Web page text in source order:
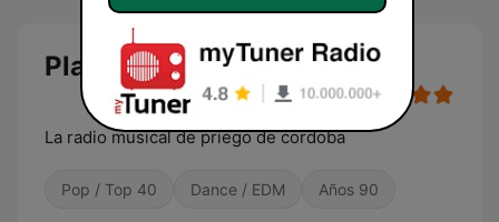
Play Radio Priego en directo
La radio musical de priego de cordoba
Pop / Top 40 Dance / EDM Años 90